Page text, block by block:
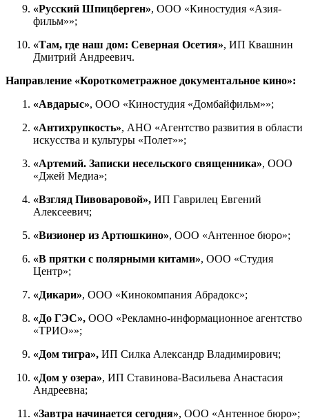
«Русский Шпицберген», ООО «Киностудия «Азия-
фильм»»;
«Там, где наш дом: Северная Осетия», ИП Квашнин
Дмитрий Андреевич.
Направление «Короткометражное документальное кино»:
«Авдарыс», ООО «Киностудия «Домбайфильм»»;
«Антихрупкость», АНО «Агентство развития в области
искусства и культуры «Полет»»;
«Артемий. Записки несельского священника», ООО
«Джей Медиа»;
«Взгляд Пивоваровой», ИП Гаврилец Евгений
Алексеевич;
«Визионер из Артюшкино», ООО «Антенное бюро»;
«В прятки с полярными китами», ООО «Студия
Центр»;
«Дикари», ООО «Кинокомпания Абрадокс»;
«До ГЭС», ООО «Рекламно-информационное агентство
«ТРИО»»;
«Дом тигра», ИП Силка Александр Владимирович;
«Дом у озера», ИП Ставинова-Васильева Анастасия
Андреевна;
«Завтра начинается сегодня», ООО «Антенное бюро»;